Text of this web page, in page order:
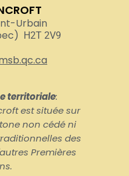
Urbain
H2T 2V9
territoriale:
est située sur
non cédé ni
des
Premières